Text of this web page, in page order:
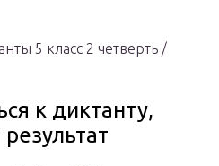
5 класс 2 четверть /
к диктанту,